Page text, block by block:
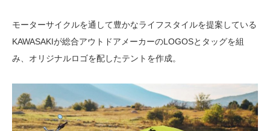
モーターサイクルを通して豊かなライフスタイルを提案している
KAWASAKIが総合アウトドアメーカーのLOGOSとタッグを組
み、オリジナルロゴを配したテントを作成。